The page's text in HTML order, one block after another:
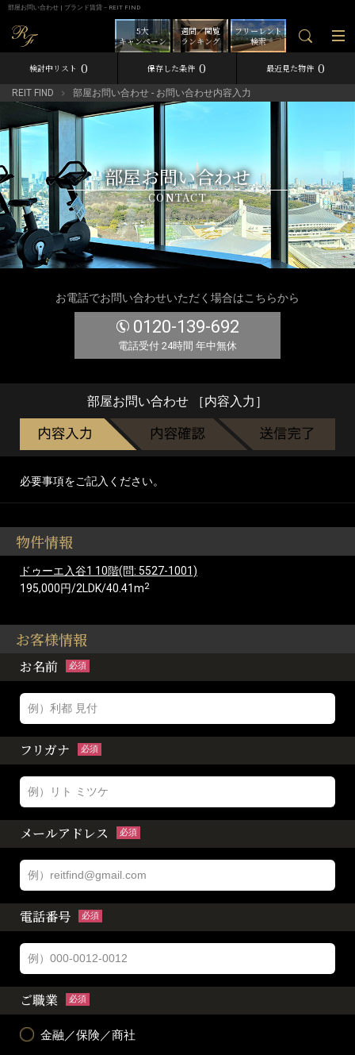
部屋お問い合わせ | ブランド賃貸－REIT FIND
フリーレント
検索
週間／閲覧
ランキング
5大
キャンペーン
検討中リスト 0 保存した条件 0 最近見た物件 0
REIT FIND 部屋お問い合わせ - お問い合わせ内容入力
部屋お問い合わせ
CONTACT
お電話でお問い合わせいただく場合はこちらから
0120-139-692
電話受付 24時間 年中無休
部屋お問い合わせ ［内容入力］
必要事項をご記入ください。
物件情報
ドゥーエ入谷1 10階(問: 5527-1001)
195,000円/2LDK/40.41m2
お客様情報
お名前 必須
フリガナ 必須
メールアドレス 必須
電話番号 必須
ご職業 必須
金融／保険／商社